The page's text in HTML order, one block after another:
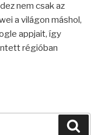
nem csak az
a világon máshol,
appjait, így
régióban